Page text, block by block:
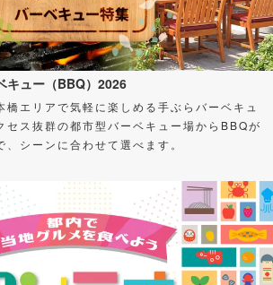
キュー（BBQ）2026
橋エリアで気軽に楽しめる手ぶらバーベキュ
セス抜群の都市型バーベキュー場からBBQが
シーンに合わせて選べます。